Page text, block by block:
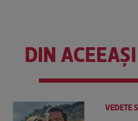
DIN
VEDETE